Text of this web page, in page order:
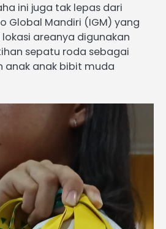
ini juga tak lepas dari
Global Mandiri (IGM) yang
areanya digunakan
sepatu roda sebagai
anak bibit muda